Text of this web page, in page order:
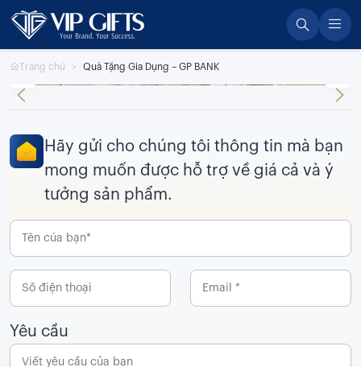
Skip
content
Trang chủ Quà Tặng Gia Dụng – GP BANK
Hãy gửi cho chúng tôi thông tin mà bạn
mong muốn được hỗ trợ về giá cả và ý
tưởng sản phẩm.
Yêu cầu